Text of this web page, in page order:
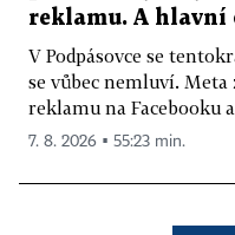
reklamu. A hlavní
V Podpásovce se
se vůbec nemluví.
reklamu na Facebooku
7. 8. 2026 ▪ 55:23 min.